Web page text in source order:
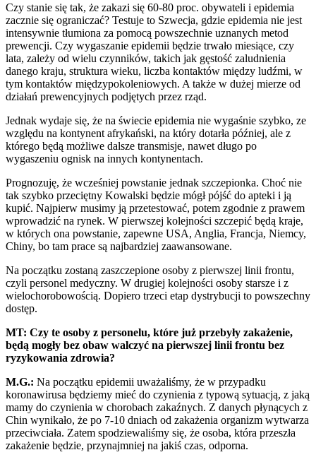
Czy stanie się tak, że zakazi się 60-80 proc. obywateli i epidemia
zacznie się ograniczać? Testuje to Szwecja, gdzie epidemia nie jest
intensywnie tłumiona za pomocą powszechnie uznanych metod
prewencji. Czy wygaszanie epidemii będzie trwało miesiące, czy
lata, zależy od wielu czynników, takich jak gęstość zaludnienia
danego kraju, struktura wieku, liczba kontaktów między ludźmi, w
tym kontaktów międzypokoleniowych. A także w dużej mierze od
działań prewencyjnych podjętych przez rząd.
Jednak wydaje się, że na świecie epidemia nie wygaśnie szybko, ze
względu na kontynent afrykański, na który dotarła później, ale z
którego będą możliwe dalsze transmisje, nawet długo po
wygaszeniu ognisk na innych kontynentach.
Prognozuję, że wcześniej powstanie jednak szczepionka. Choć nie
tak szybko przeciętny Kowalski będzie mógł pójść do apteki i ją
kupić. Najpierw musimy ją przetestować, potem zgodnie z prawem
wprowadzić na rynek. W pierwszej kolejności szczepić będą kraje,
w których ona powstanie, zapewne USA, Anglia, Francja, Niemcy,
Chiny, bo tam prace są najbardziej zaawansowane.
Na początku zostaną zaszczepione osoby z pierwszej linii frontu,
czyli personel medyczny. W drugiej kolejności osoby starsze i z
wielochorobowością. Dopiero trzeci etap dystrybucji to powszechny
dostęp.
MT: Czy te osoby z personelu, które już przebyły zakażenie,
będą mogły bez obaw walczyć na pierwszej linii frontu bez
ryzykowania zdrowia?
M.G.: Na początku epidemii uważaliśmy, że w przypadku
koronawirusa będziemy mieć do czynienia z typową sytuacją, z jaką
mamy do czynienia w chorobach zakaźnych. Z danych płynących z
Chin wynikało, że po 7-10 dniach od zakażenia organizm wytwarza
przeciwciała. Zatem spodziewaliśmy się, że osoba, która przeszła
zakażenie będzie, przynajmniej na jakiś czas, odporna.